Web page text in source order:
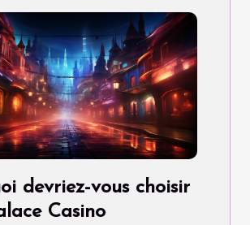
devriez-vous choisir
Casino